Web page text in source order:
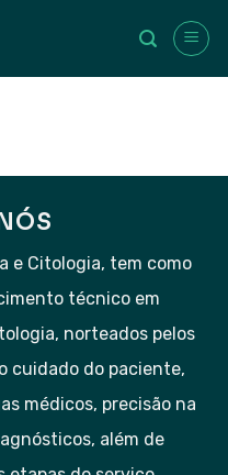
e Citologia, tem como
técnico em
norteados pelos
cuidado do paciente,
médicos, precisão na
além de